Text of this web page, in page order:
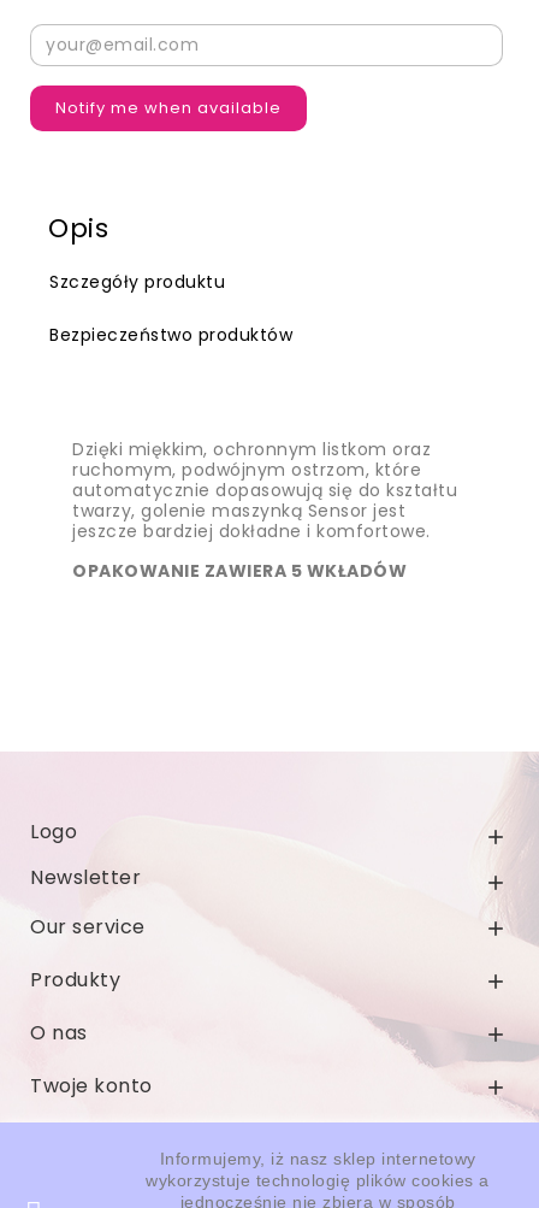
Notify me when available
Opis
Szczegóły produktu
Bezpieczeństwo produktów
Dzięki miękkim, ochronnym listkom oraz
ruchomym, podwójnym ostrzom, które
automatycznie dopasowują się do kształtu
twarzy, golenie maszynką Sensor jest
jeszcze bardziej dokładne i komfortowe.
OPAKOWANIE ZAWIERA 5 WKŁADÓW
Logo 
Newsletter 
Our service 
Produkty 
O nas 
Twoje konto 
Informujemy, iż nasz sklep internetowy
wykorzystuje technologię plików cookies a
jednocześnie nie zbiera w sposób